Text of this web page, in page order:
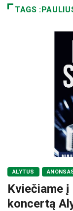
TAGS
ALYTUS
Kviečiame
koncertą